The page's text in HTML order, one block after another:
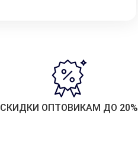
СКИДКИ ОПТОВИКАМ ДО 20%